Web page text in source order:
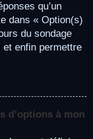
qu’un
dans « Option(s)
du sondage
et enfin permettre
d’options à mon